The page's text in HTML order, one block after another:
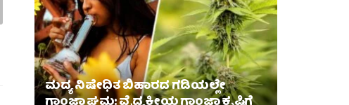
ಮದ್ಯ ನಿಷೇಧಿತ ಬಿಹಾರದ ಗಡಿಯಲ್ಲೇ